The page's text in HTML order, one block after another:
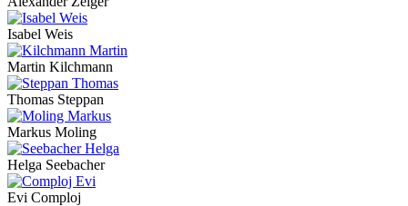
Isabel Weis
Martin Kilchmann
Thomas Steppan
Markus Moling
Helga Seebacher
Evi Comploj